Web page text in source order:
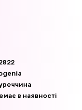
в наявності